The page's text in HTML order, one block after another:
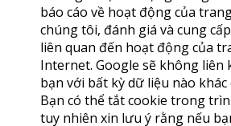
báo cáo về hoạt động của
chúng tôi, đánh giá và cung
liên quan đến hoạt động của
Internet. Google sẽ không liên
bạn với bất kỳ dữ liệu nào
Bạn có thể tắt cookie trong
tuy nhiên xin lưu ý rằng nếu